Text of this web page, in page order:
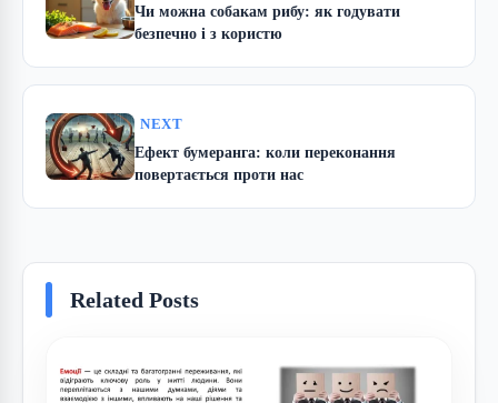
Чи можна собакам рибу: як годувати
безпечно і з користю
NEXT
Ефект бумеранга: коли переконання
повертається проти нас
Related Posts